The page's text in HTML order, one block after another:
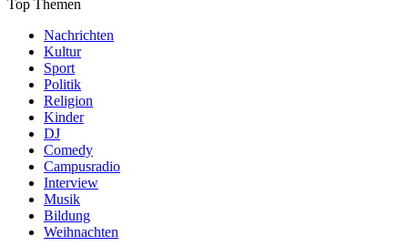
Top Themen
Nachrichten
Kultur
Sport
Politik
Religion
Kinder
DJ
Comedy
Campusradio
Interview
Musik
Bildung
Weihnachten